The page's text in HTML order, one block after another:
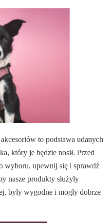
to podstawa udanych
który je będzie nosił. Przed
wyboru, upewnij się i sprawdź
nasze produkty służyły
były wygodne i mogły dobrze